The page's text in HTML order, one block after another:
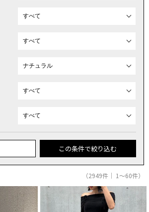
この条件で絞り込む
（2949件｜ 1～60件）